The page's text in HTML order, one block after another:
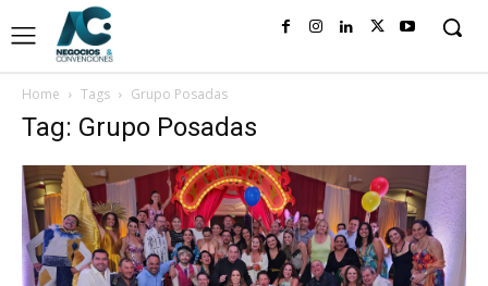
Home Tags Grupo Posadas
Tag: Grupo Posadas